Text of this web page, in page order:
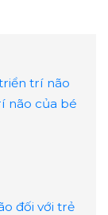
trí não
não của bé
đối với trẻ